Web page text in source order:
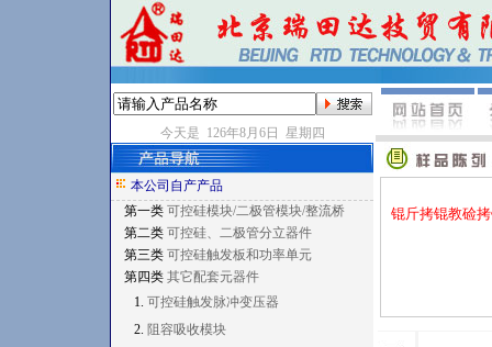
今天是 126年8月6日 星期四
本公司自产产品
第一类 可控硅模块/二极管模块/整流桥
第二类 可控硅、二极管分立器件
第三类 可控硅触发板和功率单元
第四类 其它配套元器件
1. 可控硅触发脉冲变压器
2. 阻容吸收模块
锟斤拷锟教硷